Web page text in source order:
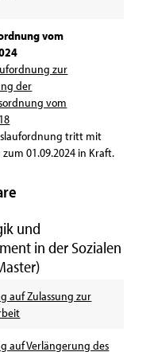
vom
zur
der
vom
tritt mit
01.09.2024 in Kraft.
und
in der Sozialen
auf Zulassung zur
auf Verlängerung des